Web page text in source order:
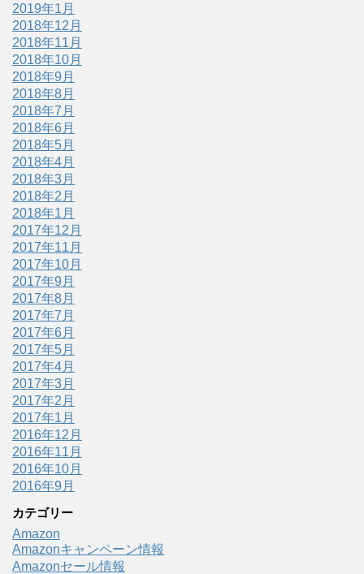
2019年1月
2018年12月
2018年11月
2018年10月
2018年9月
2018年8月
2018年7月
2018年6月
2018年5月
2018年4月
2018年3月
2018年2月
2018年1月
2017年12月
2017年11月
2017年10月
2017年9月
2017年8月
2017年7月
2017年6月
2017年5月
2017年4月
2017年3月
2017年2月
2017年1月
2016年12月
2016年11月
2016年10月
2016年9月
カテゴリー
Amazon
Amazonキャンペーン情報
Amazonセール情報